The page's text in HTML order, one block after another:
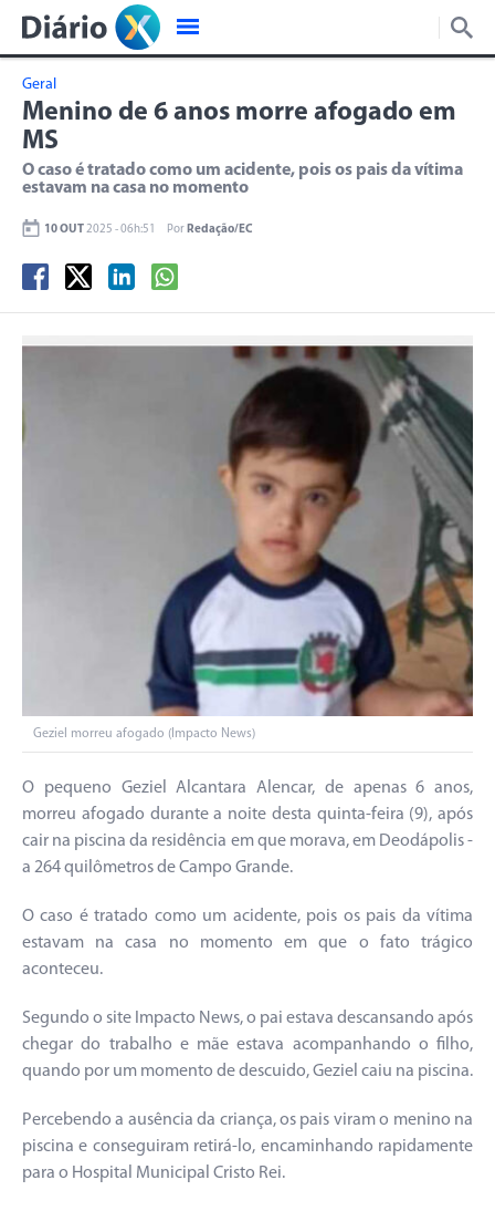
Geral
Menino de 6 anos morre afogado em
MS
O caso é tratado como um acidente, pois os pais da vítima
estavam na casa no momento
10 OUT2025 - 06h:51 Por Redação/EC
Geziel morreu afogado (Impacto News)
O pequeno Geziel Alcantara Alencar, de apenas 6 anos,
morreu afogado durante a noite desta quinta-feira (9), após
cair na piscina da residência em que morava, em Deodápolis -
a 264 quilômetros de Campo Grande.
O caso é tratado como um acidente, pois os pais da vítima
estavam na casa no momento em que o fato trágico
aconteceu.
Segundo o site Impacto News, o pai estava descansando após
chegar do trabalho e mãe estava acompanhando o filho,
quando por um momento de descuido, Geziel caiu na piscina.
Percebendo a ausência da criança, os pais viram o menino na
piscina e conseguiram retirá-lo, encaminhando rapidamente
para o Hospital Municipal Cristo Rei.